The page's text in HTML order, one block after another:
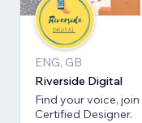
ENG, GB
Riverside Digital
Find your voice,
Certified Designer.